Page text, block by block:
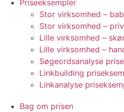
Priseeksempler
Stor virksomhed –
Stor virksomhed –
Lille virksomhed –
Lille virksomhed –
Søgeordsanalyse
Linkbuilding
Linkanalyse
Bag om prisen